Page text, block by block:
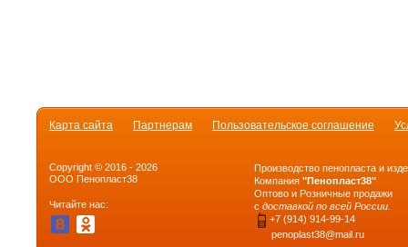
Карта сайта Партнерам Пользовательское соглашение
Copyright © 2016 - 2026
ООО Пенопласт38
Читайте нас:
Производство пенопласта и
Компания "Пенопласт38"
Оптово и Розничные продажи
с доставкой по всей России.
+7 (914) 914-99-14
penoplast38@mail.ru